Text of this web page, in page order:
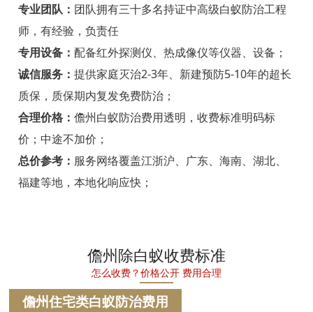
温州白蚁防治
瑞安白蚁防治
乐清白蚁防治
龙港白蚁防治
永嘉白蚁防治
平阳白蚁防治
专业团队： 团队拥有三十多名持证中高级白蚁防治工程
师，有经验，负责任
专用设备： 配备红外探测仪、热成像仪等仪器、设备；
诚信服务： 提供家庭灭治2-3年、新建预防5-10年的超长
质保，质保期内复发免费防治；
合理价格： 儋州白蚁防治费用透明，收费标准明码标
价；中途不加价；
总价参考： 服务网络覆盖江浙沪、广东、海南、湖北、
福建等地，本地化响应快；
儋州除白蚁收费标准
怎么收费？价格公开 费用合理
儋州住宅类白蚁防治费用